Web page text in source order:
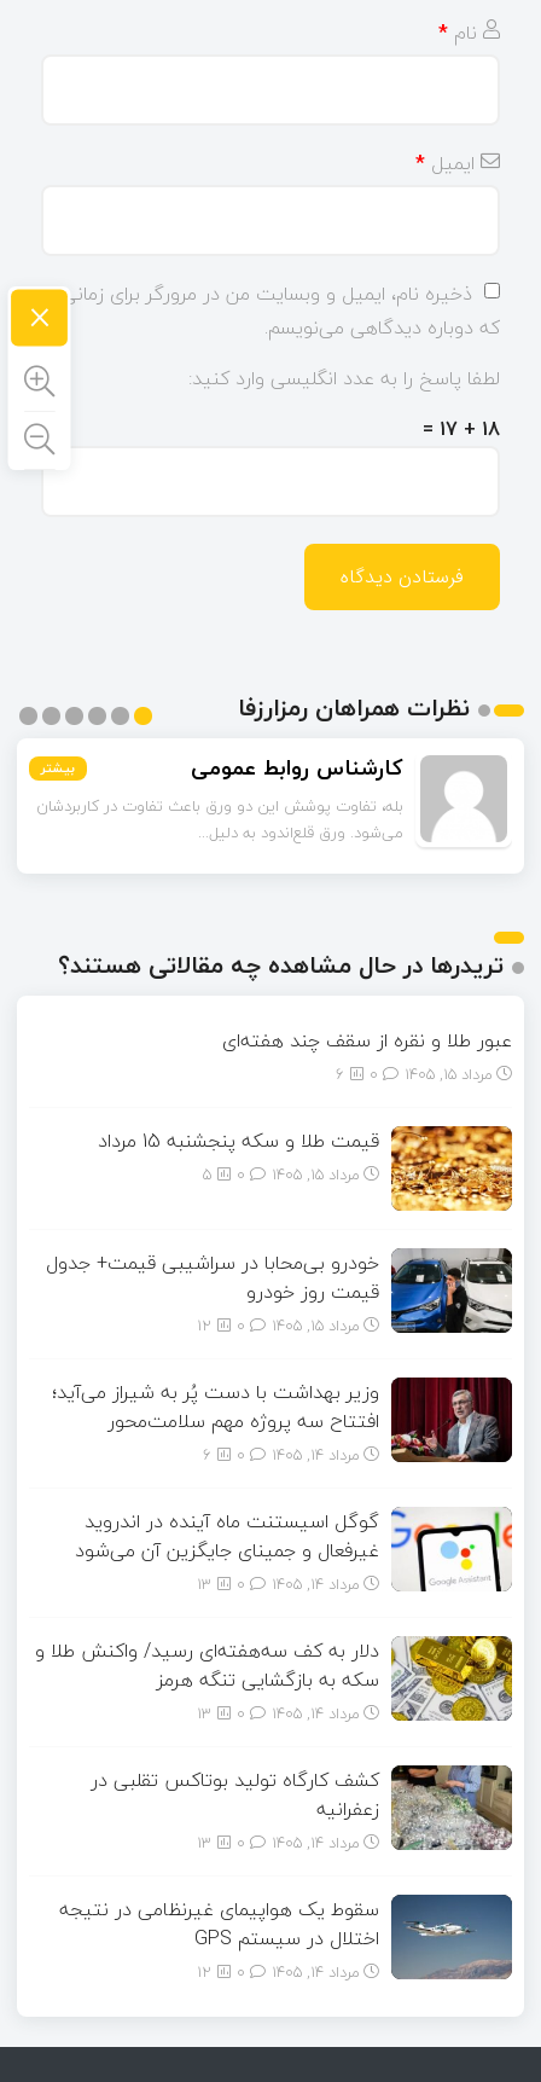
نام *
ایمیل *
ذخیره نام، ایمیل و وبسایت من در مرورگر برای زمانی
که دوباره دیدگاهی می‌نویسم.
لطفا پاسخ را به عدد انگلیسی وارد کنید:
18 + 17 =
نظرات همراهان رمزارزفا
بیشتر اسماعیل زاده بیشتر
تا قبل از خوندن این مقاله فکر می‌کردم ورق قلع‌اندود
همون ورق گالوانیزه است. تفاو...
بیشتر
بیشتر
بیشتر
بیشتر
تریدرها در حال مشاهده چه مقالاتی هستند؟
عبور طلا و نقره از سقف چند هفته‌ای
مرداد ۱۵, ۱۴۰۵ 6
قیمت طلا و سکه پنجشنبه 15 مرداد
مرداد ۱۵, ۱۴۰۵ 5
خودرو بی‌محابا در سراشیبی قیمت+ جدول
قیمت روز خودرو
مرداد ۱۵, ۱۴۰۵ 12
وزیر بهداشت با دست پُر به شیراز می‌آید؛
افتتاح سه پروژه مهم سلامت‌محور
مرداد ۱۴, ۱۴۰۵ 6
گوگل اسیستنت ماه آینده در اندروید
غیرفعال و جمینای جایگزین آن می‌شود
مرداد ۱۴, ۱۴۰۵ 13
دلار به کف سه‌هفته‌ای رسید/ واکنش طلا و
سکه به بازگشایی تنگه هرمز
مرداد ۱۴, ۱۴۰۵ 13
کشف کارگاه تولید بوتاکس تقلبی در
زعفرانیه
مرداد ۱۴, ۱۴۰۵ 13
سقوط یک هواپیمای غیرنظامی در نتیجه
اختلال در سیستم‌ GPS
مرداد ۱۴, ۱۴۰۵ 12
×